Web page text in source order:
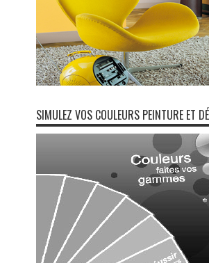
SIMULEZ VOS COULEURS PEINTURE ET